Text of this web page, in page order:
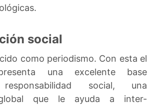
social
como periodismo. Con esta el
una excelente base
responsabilidad social, una
global que le ayuda a inter-